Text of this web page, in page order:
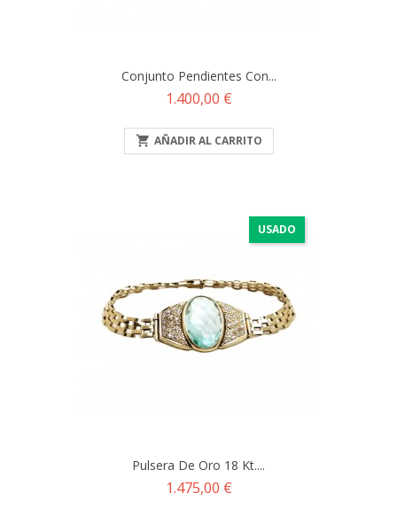
Conjunto Pendientes Con...
Precio
1.400,00 €
 AÑADIR AL CARRITO
USADO
Pulsera De Oro 18 Kt....
Precio
1.475,00 €